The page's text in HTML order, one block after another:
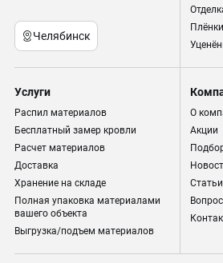
Челябинск
Плёнки
Услуги
Распил материалов
Бесплатный замер кровли
Расчет материалов
Доставка
Хранение на складе
Полная упаковка материалами
вашего объекта
Выгрузка/подъем материалов
О
Акции
Статьи